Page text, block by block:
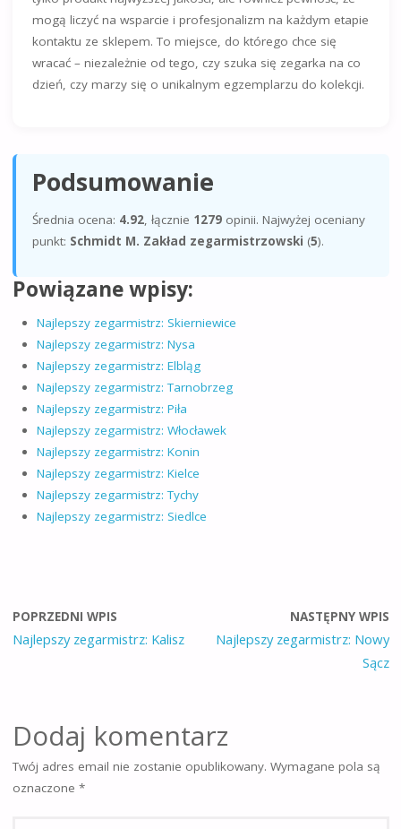
mogą liczyć na wsparcie i profesjonalizm na każdym etapie
kontaktu ze sklepem. To miejsce, do którego chce się
wracać – niezależnie od tego, czy szuka się zegarka na co
dzień, czy marzy się o unikalnym egzemplarzu do kolekcji.
Podsumowanie
Średnia ocena: 4.92, łącznie 1279opinii. Najwyżej oceniany
punkt: Schmidt M. Zakład zegarmistrzowski (5).
Powiązane wpisy:
Najlepszy zegarmistrz: Skierniewice
Najlepszy zegarmistrz: Nysa
Najlepszy zegarmistrz: Elbląg
Najlepszy zegarmistrz: Tarnobrzeg
Najlepszy zegarmistrz: Piła
Najlepszy zegarmistrz: Włocławek
Najlepszy zegarmistrz: Konin
Najlepszy zegarmistrz: Kielce
Najlepszy zegarmistrz: Tychy
Najlepszy zegarmistrz: Siedlce
POPRZEDNI WPIS
Najlepszy zegarmistrz: Kalisz
NASTĘPNY WPIS
Najlepszy zegarmistrz: Nowy
Sącz
Dodaj komentarz
Twój adres email nie zostanie opublikowany. Wymagane pola są
oznaczone *